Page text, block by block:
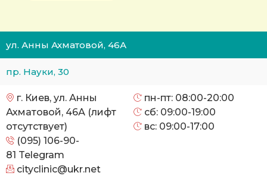
ул. Анны Ахматовой, 46А
г. Киев, ул. Анны
Ахматовой, 46А (лифт
отсутствует)
(095) 106-90-
81 Telegram
cityclinic@ukr.net
пн-пт: 08:00-20:00
сб: 09:00-19:00
вс: 09:00-17:00
пр. Науки, 30